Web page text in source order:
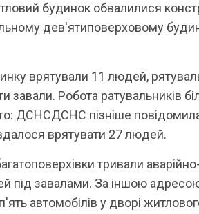
будинок обвалилися
дев'ятиповерховому
врятували 11 людей,
завали. Робота ратувальників
ДСНСДСНС пізніше
врятувати 27 людей.
тривали
під завалами. За іншою
автомобілів у дворі